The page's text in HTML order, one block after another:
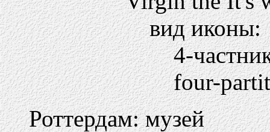
вид иконы:
4-
four-
Роттердам: музей